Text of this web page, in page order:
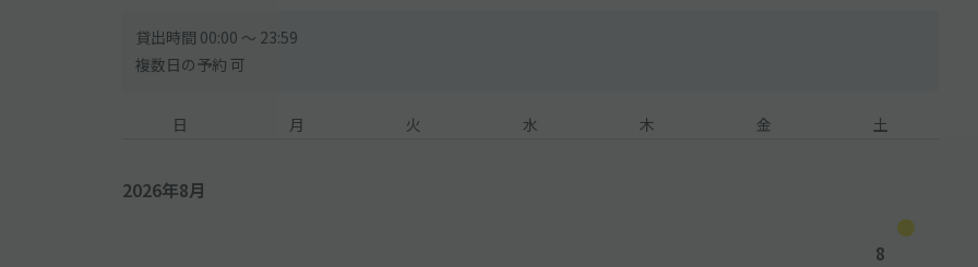
貸出時間 00:00 〜 23:59
複数日の予約 可
日 月 火 水 木 金 土
2026年8月
8